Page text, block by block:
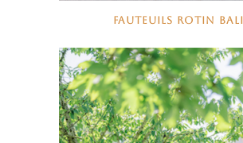
FAUTEUILS ROTIN BALI